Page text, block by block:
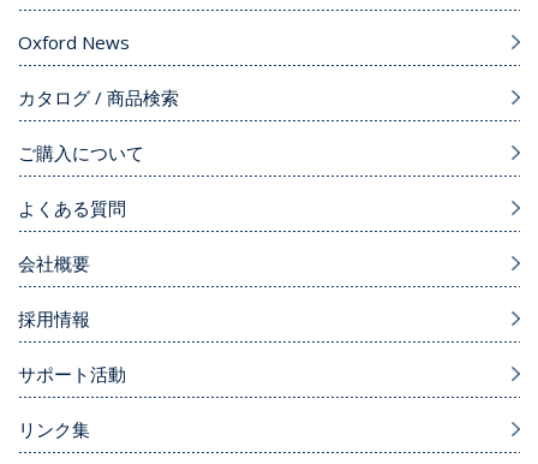
Oxford News
カタログ / 商品検索
ご購入について
よくある質問
会社概要
採用情報
サポート活動
リンク集